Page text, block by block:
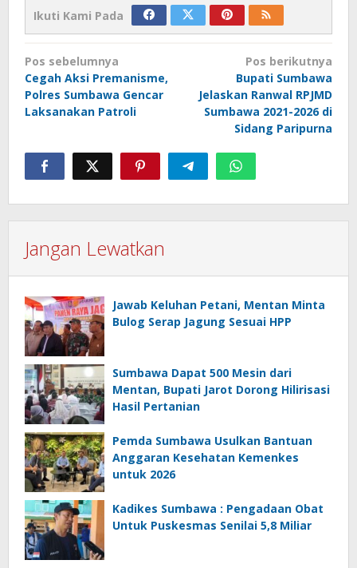
Ikuti Kami Pada
Navigasi
pos
Pos sebelumnya
Cegah Aksi Premanisme,
Polres Sumbawa Gencar
Laksanakan Patroli
Pos berikutnya
Bupati Sumbawa
Jelaskan Ranwal RPJMD
Sumbawa 2021-2026 di
Sidang Paripurna
Jangan Lewatkan
Jawab Keluhan Petani, Mentan Minta
Bulog Serap Jagung Sesuai HPP
Sumbawa Dapat 500 Mesin dari
Mentan, Bupati Jarot Dorong Hilirisasi
Hasil Pertanian
Pemda Sumbawa Usulkan Bantuan
Anggaran Kesehatan Kemenkes
untuk 2026
Kadikes Sumbawa : Pengadaan Obat
Untuk Puskesmas Senilai 5,8 Miliar